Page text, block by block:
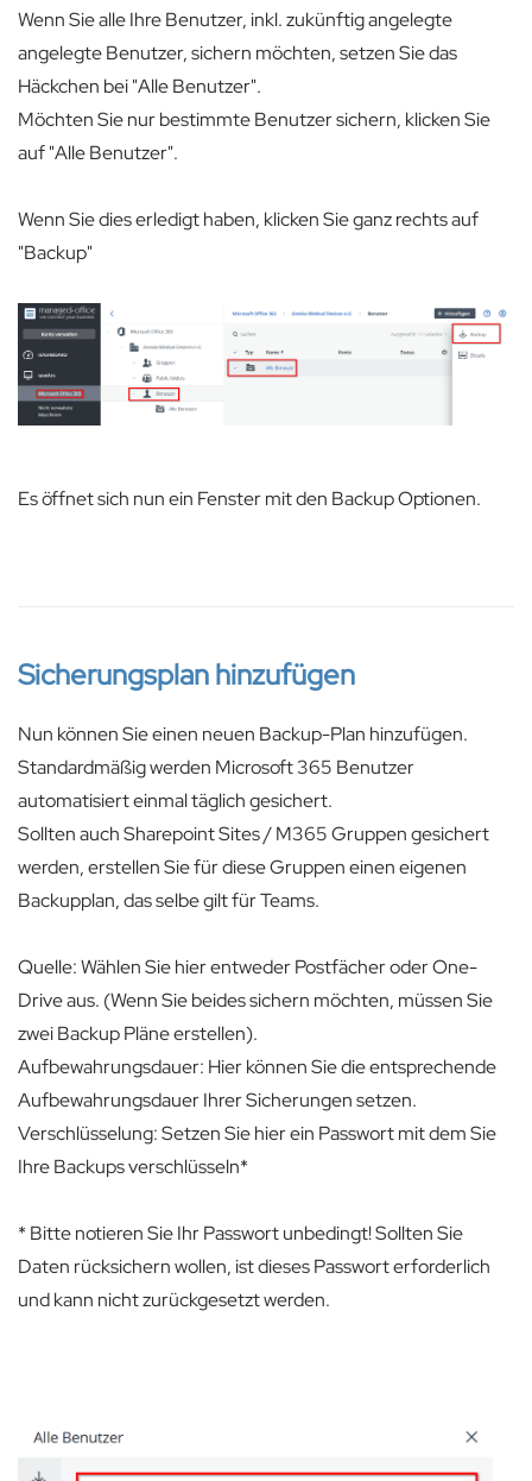
Wenn Sie alle Ihre Benutzer, inkl. zukünftig angelegte
angelegte Benutzer, sichern möchten, setzen Sie das
Häckchen bei "Alle Benutzer".
Möchten Sie nur bestimmte Benutzer sichern, klicken Sie
auf "Alle Benutzer".
Wenn Sie dies erledigt haben, klicken Sie ganz rechts auf
"Backup"
Es öffnet sich nun ein Fenster mit den Backup Optionen.
Sicherungsplan hinzufügen
Nun können Sie einen neuen Backup-Plan hinzufügen.
Standardmäßig werden Microsoft 365 Benutzer
automatisiert einmal täglich gesichert.
Sollten auch Sharepoint Sites / M365 Gruppen gesichert
werden, erstellen Sie für diese Gruppen einen eigenen
Backupplan, das selbe gilt für Teams.
Quelle: Wählen Sie hier entweder Postfächer oder One-
Drive aus. (Wenn Sie beides sichern möchten, müssen Sie
zwei Backup Pläne erstellen).
Aufbewahrungsdauer: Hier können Sie die entsprechende
Aufbewahrungsdauer Ihrer Sicherungen setzen.
Verschlüsselung: Setzen Sie hier ein Passwort mit dem Sie
Ihre Backups verschlüsseln*
* Bitte notieren Sie Ihr Passwort unbedingt! Sollten Sie
Daten rücksichern wollen, ist dieses Passwort erforderlich
und kann nicht zurückgesetzt werden.